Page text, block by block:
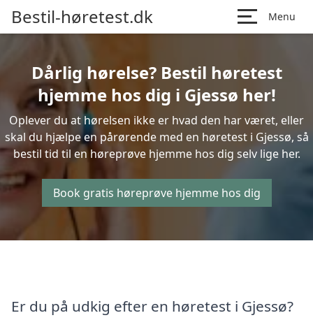
Bestil-høretest.dk Menu
Dårlig hørelse? Bestil høretest
hjemme hos dig i Gjessø her!
Oplever du at hørelsen ikke er hvad den har været, eller
skal du hjælpe en pårørende med en høretest i Gjessø, så
bestil tid til en høreprøve hjemme hos dig selv lige her.
Book gratis høreprøve hjemme hos dig
Er du på udkig efter en høretest i Gjessø?